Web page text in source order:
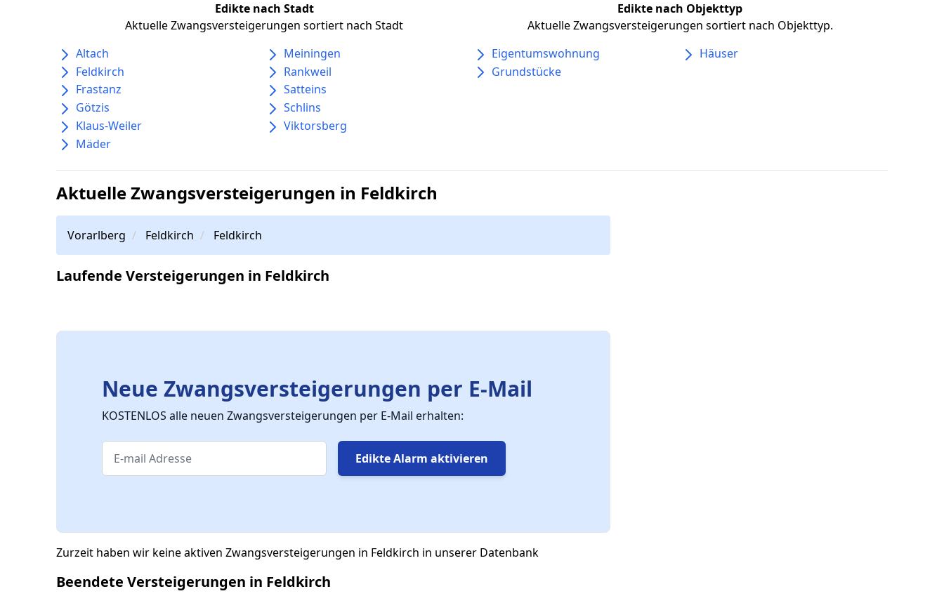
Edikte nach Stadt
Aktuelle Zwangsversteigerungen sortiert nach Stadt
Altach
Feldkirch
Frastanz
Götzis
Klaus-Weiler
Mäder
Meiningen
Rankweil
Satteins
Schlins
Viktorsberg
Edikte nach Objekttyp
Aktuelle Zwangsversteigerungen sortiert nach Objekttyp.
Eigentumswohnung
Grundstücke
Häuser
Aktuelle Zwangsversteigerungen in Feldkirch
Vorarlberg Feldkirch Feldkirch
Laufende Versteigerungen in Feldkirch
Neue Zwangsversteigerungen per E-Mail
KOSTENLOS alle neuen Zwangsversteigerungen per E-Mail erhalten:
Edikte Alarm aktivieren
Zurzeit haben wir keine aktiven Zwangsversteigerungen in Feldkirch in unserer Datenbank
Beendete Versteigerungen in Feldkirch